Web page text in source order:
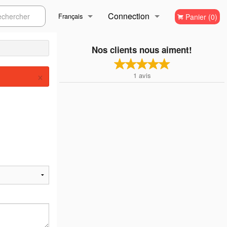
Français
English
Connection
Inscription
Panier (0)
Nos clients nous aiment!
1 avis
×